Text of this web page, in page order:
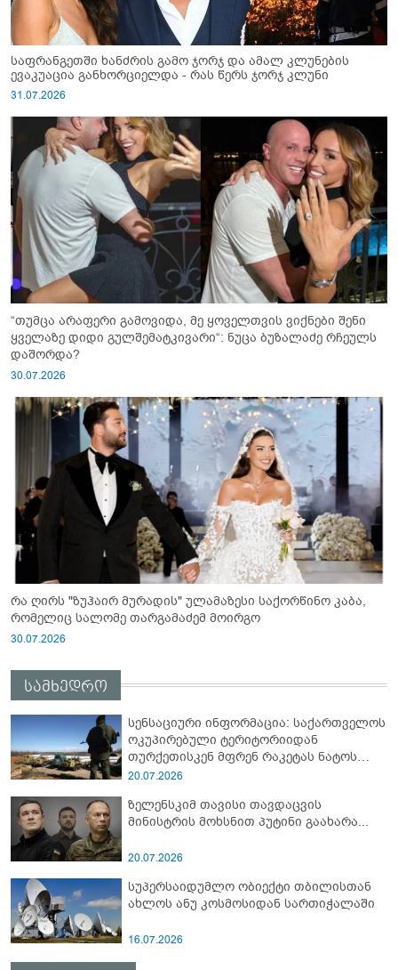
საფრანგეთში ხანძრის გამო ჯორჯ და ამალ კლუნების
ევაკუაცია განხორციელდა - რას წერს ჯორჯ კლუნი
31.07.2026
“თუმცა არაფერი გამოვიდა, მე ყოველთვის ვიქნები შენი
ყველაზე დიდი გულშემატკივარი“: ნუცა ბუზალაძე რჩეულს
დაშორდა?
30.07.2026
რა ღირს "ზუჰაირ მურადის" ულამაზესი საქორწინო კაბა,
რომელიც სალომე თარგამაძემ მოირგო
30.07.2026
სამხედრო
სენსაციური ინფორმაცია: საქართველოს
ოკუპირებული ტერიტორიიდან
თურქეთისკენ მფრენ რაკეტას ნატოს
სამიტი კინაღამ ჩაუშლია
20.07.2026
ზელენსკიმ თავისი თავდაცვის
მინისტრის მოხსნით პუტინი გაახარა...
20.07.2026
სუპერსაიდუმლო ობიექტი თბილისთან
ახლოს ანუ კოსმოსიდან სართიჭალაში
16.07.2026